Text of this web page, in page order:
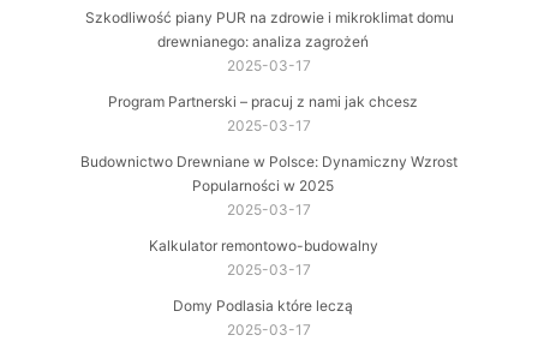
Szkodliwość piany PUR na zdrowie i mikroklimat domu
drewnianego: analiza zagrożeń
2025-03-17
Program Partnerski – pracuj z nami jak chcesz
2025-03-17
Budownictwo Drewniane w Polsce: Dynamiczny Wzrost
Popularności w 2025
2025-03-17
Kalkulator remontowo-budowalny
2025-03-17
Domy Podlasia które leczą
2025-03-17